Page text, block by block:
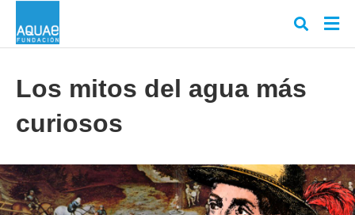
y
en
Los mitos del agua más
curiosos